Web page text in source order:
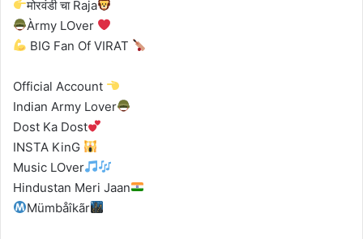
मोरवंडी चा Raja
Àrmy LOver
BIG Fan Of VIRAT
Official Account
Indian Army Lover
Dost Ka Dost
INSTA KinG
Music LOver
Hindustan Meri Jaan
Mümbåîkãr